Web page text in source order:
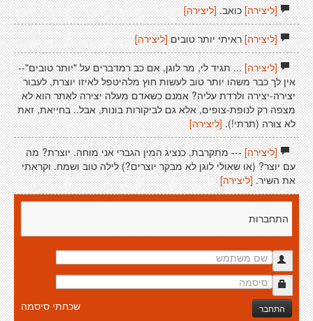
[ליצירה]כואב. [ליצירה]
[ליצירה]ראיתי יותר טובים [ליצירה]
[ליצירה]... תגיד לי, מר לוגן, אם כב רמדברים על "יותר טובים"--
אין לך כבר משהו יותר טוב לעשות חוץ מלהיטפל לאיזו יוצרת, לעבור
יצירה-יצירה ולרדת עליה? אמנם כשאדם מעלה יצירה לאתר הוא לא
מצפה רק לנופת-צופים, אלא גם לביקורות בונות, אבל.. בחייאת, זאת
לא צורה (תרתי!). [ליצירה]
[ליצירה]--- מתקרבת, כנציג המין הגברי אני מוחה. יוצרת? מה
עם יוצר? (או שאולי לוגן לא מבקר יוצרים?) לילה טוב ושמח. וקראתי
את השיר. [ליצירה]
התחברות
התחבר שכחתי סיסמה